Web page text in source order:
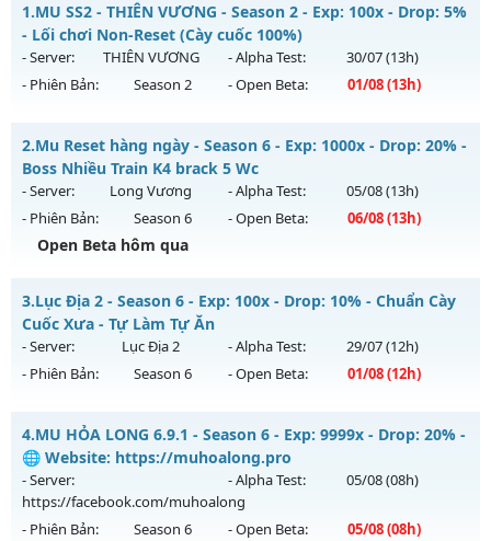
1.MU SS2 - THIÊN VƯƠNG - Season 2 - Exp: 100x - Drop: 5%
- Lối chơi Non-Reset (Cày cuốc 100%)
- Server: THIÊN VƯƠNG - Alpha Test: 30/07(13h)
- Phiên Bản:
Season 2 - Open Beta: 01/08(13h)
MU SS2 - THIÊN VƯƠNG - Lối chơi Non-Reset (Cày cuốc
100%)
Mu mới ra tháng 08 2026 - Mở máy chủ
THIÊN VƯƠNG
13h ngày 01/08/2626
Exp: 100x - Drop: 5%
Thể loại: Mu Nguyên bản Webzen
Antihack: XShield
2.Mu Reset hàng ngày - Season 6 - Exp: 1000x - Drop: 20% -
Boss Nhiều Train K4 brack 5 Wc
- Server: Long Vương - Alpha Test: 05/08(13h)
- Phiên Bản:
Season 6 - Open Beta: 06/08(13h)
Open Beta hôm qua
Mu Reset hàng ngày - Boss Nhiều Train K4 brack 5 Wc
Mu mới ra tháng 08 2026 - Mở máy chủ
13h ngày 06/08/2626
Exp: 1000x - Drop: 20%
Thể loại: Mu Nguyên bản Webzen
Antihack: GameGuard
3.Lục Địa 2 - Season 6 - Exp: 100x - Drop: 10% - Chuẩn Cày
Cuốc Xưa - Tự Làm Tự Ăn
- Server: Lục Địa 2 - Alpha Test: 29/07(12h)
- Phiên Bản:
Season 6 - Open Beta: 01/08(12h)
Lục Địa 2 - Chuẩn Cày Cuốc Xưa - Tự Làm Tự Ăn
Mu mới ra tháng 08 2026 - Mở máy chủ
ngày 01/08/2626
Exp: 100x - Drop: 10%
4.MU HỎA LONG 6.9.1 - Season 6 - Exp: 9999x - Drop: 20% -
🌐 Website: https://muhoalong.pro
- Server:
https://facebook.com/muhoalong
- Alpha Test: 05/08(08h)
- Phiên Bản: Season 6 - Open Beta: 05/08(08h)